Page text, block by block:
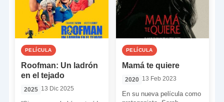
PELÍCULA
Roofman: Un ladrón
en el tejado
2025 13 Dic 2025
PELÍCULA
Mamá te quiere
2020 13 Feb 2023
En su nueva película como